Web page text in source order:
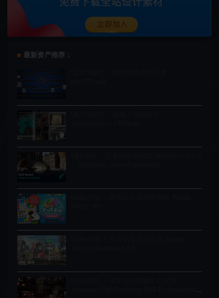
最新资产推荐：